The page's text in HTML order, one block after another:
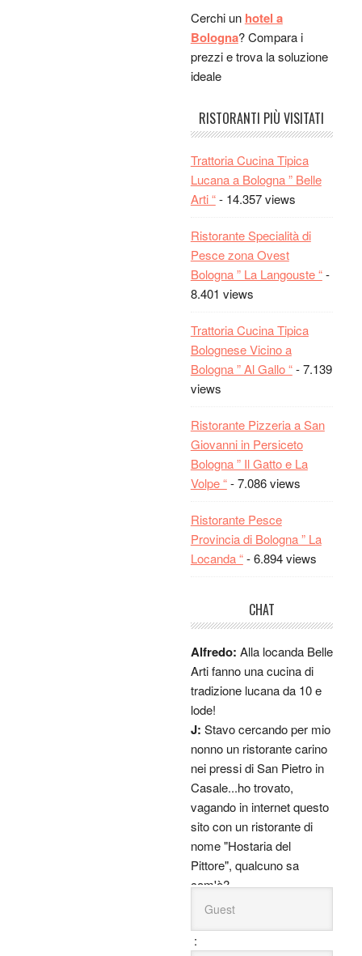
Cerchi un hotel a
Bologna? Compara i
prezzi e trova la soluzione
ideale
RISTORANTI PIÙ VISITATI
Trattoria Cucina Tipica
Lucana a Bologna ” Belle
Arti “- 14.357 views
Ristorante Specialità di
Pesce zona Ovest
Bologna ” La Langouste “-
8.401 views
Trattoria Cucina Tipica
Bolognese Vicino a
Bologna ” Al Gallo “- 7.139
views
Ristorante Pizzeria a San
Giovanni in Persiceto
Bologna ” Il Gatto e La
Volpe “- 7.086 views
Ristorante Pesce
Provincia di Bologna ” La
Locanda “- 6.894 views
CHAT
cucina bolognese? Sono in
vacanza studio a Bo e
vorrei provare la cucina
tipica di quà...
Vai alla
Locanda... lo dice una
Sauro:anche al San
Franzisco, poi è in centro
se giri a piedi o in bus è
Michela:Io sono andata
all' agriturismo Gaggioli, è
fuori Bologna ma è un
posto divino, ho anche
che si può comprare nella
loro cantina.
Pier:Al gallo... andateci,
sarà per sempre il mio
ristorante preferito!
Susanna:
Ma se voglio
mangiare bene bene il
pesce a Bologna?
Michela:
prova poi lascia il tuo
commento, io sono andata
un mesetto fà e ci voglio
Guest:26 marzo
Alfredo: Alla locanda Belle
Arti fanno una cucina di
tradizione lucana da 10 e
lode!
J: Stavo cercando per mio
nonno un ristorante carino
nei pressi di San Pietro in
Casale...ho trovato,
vagando in internet questo
sito con un ristorante di
nome "Hostaria del
Pittore", qualcuno sa
com'è?
Luca:Io ci sono stato, le
buonissime ma ho visto
: